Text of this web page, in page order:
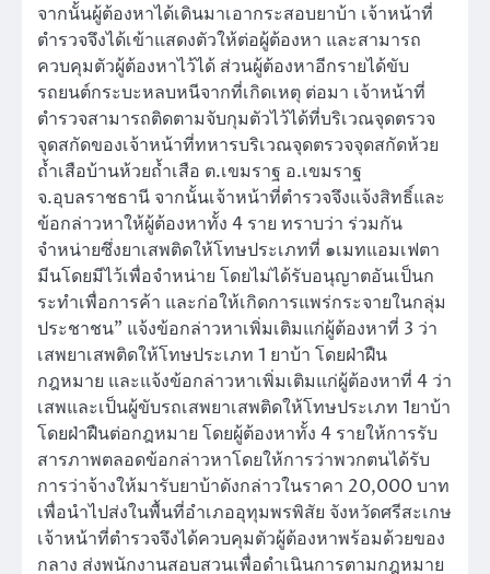
จากนั้นผู้ต้องหาได้เดินมาเอากระสอบยาบ้า เจ้าหน้าที่
ตำรวจจึงได้เข้าแสดงตัวให้ต่อผู้ต้องหา และสามารถ
ควบคุมตัวผู้ต้องหาไว้ได้ ส่วนผู้ต้องหาอีกรายได้ขับ
รถยนต์กระบะหลบหนีจากที่เกิดเหตุ ต่อมา เจ้าหน้าที่
ตำรวจสามารถติดตามจับกุมตัวไว้ได้ที่บริเวณจุดตรวจ
จุดสกัดของเจ้าหน้าที่ทหารบริเวณจุดตรวจจุดสกัดห้วย
ถ้ำเสือบ้านห้วยถ้ำเสือ ต.เขมราฐ อ.เขมราฐ
จ.อุบลราชธานี จากนั้นเจ้าหน้าที่ตำรวจจึงแจ้งสิทธิ์และ
ข้อกล่าวหาให้ผู้ต้องหาทั้ง 4 ราย ทราบว่า ร่วมกัน
จำหน่ายซึ่งยาเสพติดให้โทษประเภทที่ ๑เมทแอมเฟตา
มีนโดยมีไว้เพื่อจำหน่าย โดยไม่ได้รับอนุญาตอันเป็นก
ระทำเพื่อการค้า และก่อให้เกิดการแพร่กระจายในกลุ่ม
ประชาชน” แจ้งข้อกล่าวหาเพิ่มเติมแก่ผู้ต้องหาที่ 3 ว่า
เสพยาเสพติดให้โทษประเภท 1 ยาบ้า โดยฝ่าฝืน
กฎหมาย และแจ้งข้อกล่าวหาเพิ่มเติมแก่ผู้ต้องหาที่ 4 ว่า
เสพและเป็นผู้ขับรถเสพยาเสพติดให้โทษประเภท 1ยาบ้า
โดยฝ่าฝืนต่อกฎหมาย โดยผู้ต้องหาทั้ง 4 รายให้การรับ
สารภาพตลอดข้อกล่าวหาโดยให้การว่าพวกตนได้รับ
การว่าจ้างให้มารับยาบ้าดังกล่าวในราคา 20,000 บาท
เพื่อนำไปส่งในพื้นที่อำเภออุทุมพรพิสัย จังหวัดศรีสะเกษ
เจ้าหน้าที่ตำรวจจึงได้ควบคุมตัวผู้ต้องหาพร้อมด้วยของ
กลาง ส่งพนักงานสอบสวนเพื่อดำเนินการตามกฎหมาย